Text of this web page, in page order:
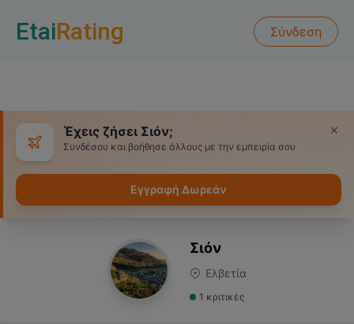
EtaiRating Σύνδεση
Έχεις ζήσει Σιόν;
Συνδέσου και βοήθησε άλλους με την εμπειρία σου
Εγγραφή Δωρεάν
Σιόν
Ελβετία
1 κριτικές